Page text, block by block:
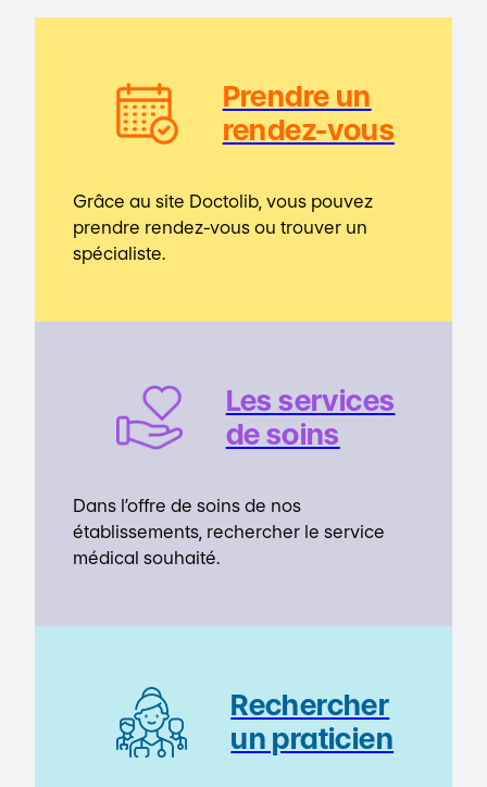
Prendre un
rendez-vous
Grâce au site Doctolib, vous pouvez
prendre rendez-vous ou trouver un
spécialiste.
Les services
de soins
Dans l’offre de soins de nos
établissements, rechercher le service
médical souhaité.
Rechercher
un praticien